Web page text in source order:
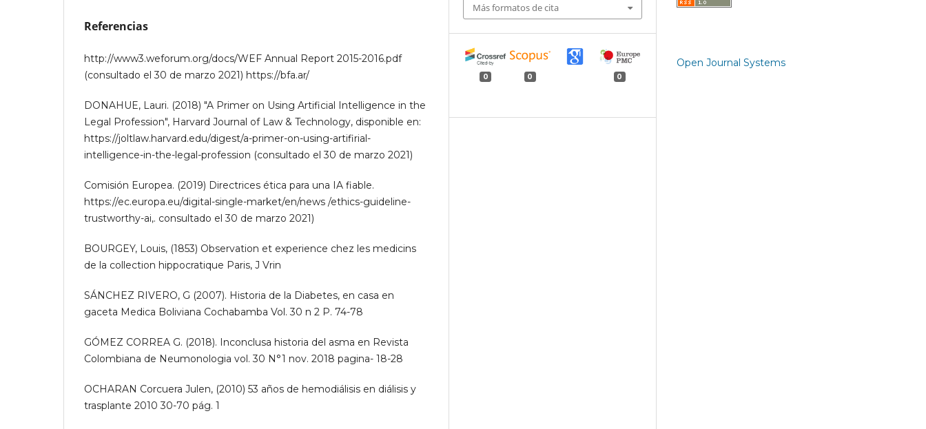
Referencias
http://www3.weforum.org/docs/WEF Annual Report 2015-2016.pdf
(consultado el 30 de marzo 2021) https://bfa.ar/
DONAHUE, Lauri. (2018) "A Primer on Using Artificial Intelligence in the
Legal Profession", Harvard Journal of Law & Technology, disponible en:
https://joltlaw.harvard.edu/digest/a-primer-on-using-artifirial-
intelligence-in-the-legal-profession (consultado el 30 de marzo 2021)
Comisión Europea. (2019) Directrices ética para una IA fiable.
https://ec.europa.eu/digital-single-market/en/news /ethics-guideline-
trustworthy-ai,. consultado el 30 de marzo 2021)
BOURGEY, Louis, (1853) Observation et experience chez les medicins
de la collection hippocratique Paris, J Vrin
SÁNCHEZ RIVERO, G (2007). Historia de la Diabetes, en casa en
gaceta Medica Boliviana Cochabamba Vol. 30 n 2 P. 74-78
GÓMEZ CORREA G. (2018). Inconclusa historia del asma en Revista
Colombiana de Neumonologia vol. 30 N°1 nov. 2018 pagina- 18-28
OCHARAN Corcuera Julen, (2010) 53 años de hemodiálisis en diálisis y
trasplante 2010 30-70 pág. 1
Más formatos de cita
0 0 0
Open Journal Systems